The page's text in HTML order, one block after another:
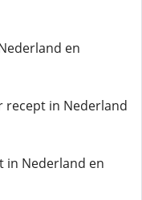
en
recept in Nederland
in Nederland en